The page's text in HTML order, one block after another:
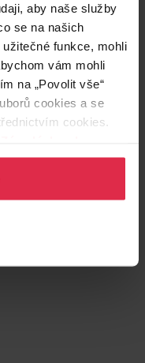
aby naše služby
se na našich
funkce, mohli
vám mohli
na „Povolit vše“
cookies a se
cookies.